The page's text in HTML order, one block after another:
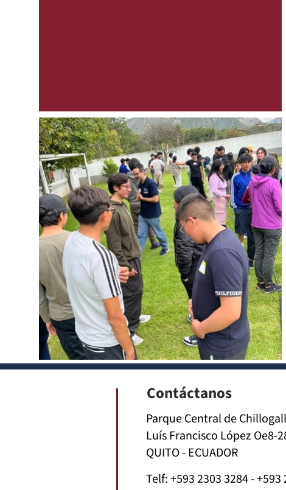
Contáctanos
Parque Central de
Luís Francisco López Oe8-
QUITO - ECUADOR
Telf:+593 2303 3284-+593